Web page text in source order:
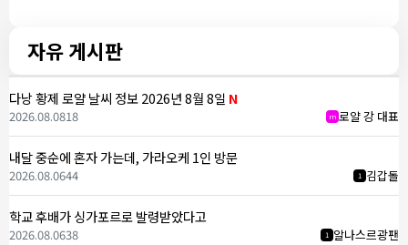
자유 게시판
다낭 황제 로얄 날씨 정보 2026년 8월 8일 N
m 로얄 강 대표
2026.08.0818
내달 중순에 혼자 가는데, 가라오케 1인 방문
1 김갑돌
2026.08.0644
학교 후배가 싱가포르로 발령받았다고
1 알나스르광팬
2026.08.0638